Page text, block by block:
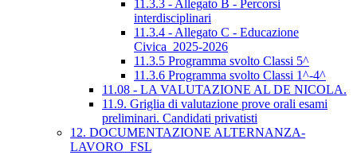
11.3.3 - Allegato B - Percorsi
interdisciplinari
11.3.4 - Allegato C - Educazione
Civica_2025-2026
11.3.5 Programma svolto Classi 5^
11.3.6 Programma svolto Classi 1^-4^
11.08 - LA VALUTAZIONE AL DE NICOLA.
11.9. Griglia di valutazione prove orali esami
preliminari. Candidati privatisti
12. DOCUMENTAZIONE ALTERNANZA-
LAVORO_FSL